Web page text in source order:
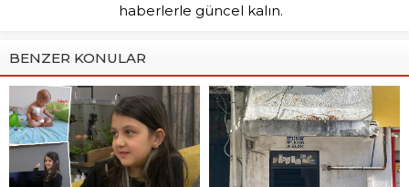
haberlerle güncel kalın.
BENZER KONULAR